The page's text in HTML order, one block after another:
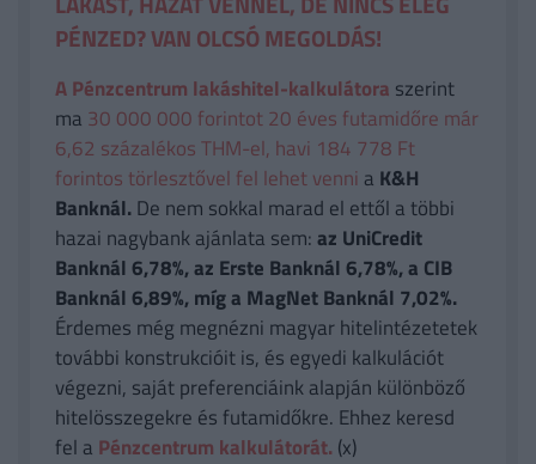
PÉNZED? VAN OLCSÓ MEGOLDÁS!
A Pénzcentrum lakáshitel-kalkulátora szerint
ma 30 000 000 forintot 20 éves futamidőre már
6,62 százalékos THM-el, havi 184 778 Ft
forintos törlesztővel fel lehet venni a K&H
Banknál.De nem sokkal marad el ettől a többi
hazai nagybank ajánlata sem:az UniCredit
Banknál 6,78%, az Erste Banknál 6,78%, a CIB
Banknál 6,89%, míg a MagNet Banknál 7,02%.
Érdemes még megnézni magyar hitelintézetetek
további konstrukcióit is, és egyedi kalkulációt
végezni, saját preferenciáink alapján különböző
hitelösszegekre és futamidőkre. Ehhez keresd
fel a Pénzcentrum kalkulátorát. (x)